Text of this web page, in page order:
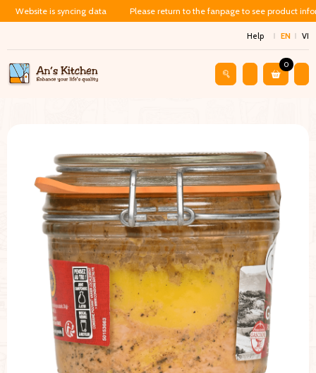
Website is syncing data Please return to the fanpage to see product
Help EN VI
0